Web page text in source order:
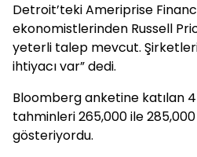
Detroit’teki Ameriprise
ekonomistlerinden Russell
yeterli talep mevcut.
ihtiyacı var” dedi.
Bloomberg anketine katılan
tahminleri 265,000 ile
gösteriyordu.